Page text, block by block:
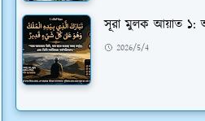
সূরা মুলক আয়াত ১:
2026/5/4